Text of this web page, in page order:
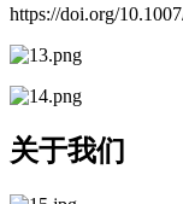
https://doi.org/
关于我们